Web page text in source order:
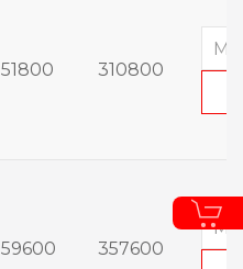
51800 310800
59600 357600